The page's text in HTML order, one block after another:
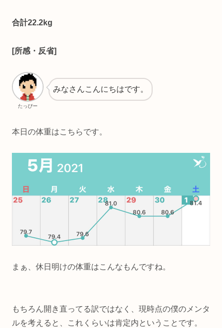
合計22.2kg
[所感・反省]
たっぴー
みなさんこんにちはです。
本日の体重はこちらです。
まぁ、休日明けの体重はこんなもんですね。
もちろん開き直ってる訳ではなく、現時点の僕のメンタ
ルを考えると、これくらいは肯定内ということです。